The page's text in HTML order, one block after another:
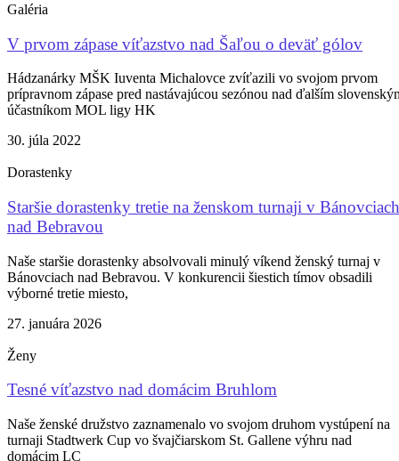
Galéria
V prvom zápase víťazstvo nad Šaľou o deväť gólov
Hádzanárky MŠK Iuventa Michalovce zvíťazili vo svojom prvom
prípravnom zápase pred nastávajúcou sezónou nad ďalším
účastníkom MOL ligy HK
30. júla 2022
Dorastenky
Staršie dorastenky tretie na ženskom turnaji v Bánovciach
nad Bebravou
Naše staršie dorastenky absolvovali minulý víkend ženský turnaj v
Bánovciach nad Bebravou. V konkurencii šiestich tímov obsadili
výborné tretie miesto,
27. januára 2026
Ženy
Tesné víťazstvo nad domácim Bruhlom
Naše ženské družstvo zaznamenalo vo svojom druhom vystúpení na
turnaji Stadtwerk Cup vo švajčiarskom St. Gallene výhru nad
domácim LC